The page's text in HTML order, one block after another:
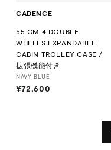
CADENCE
55 CM 4 DOUBLE
WHEELS EXPANDABLE
CABIN TROLLEY CASE /
拡張機能付き
NAVY BLUE
¥72,600